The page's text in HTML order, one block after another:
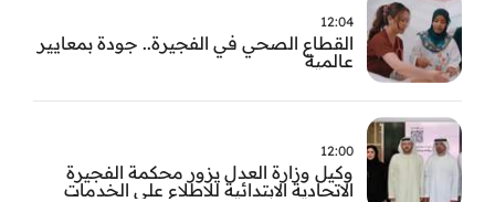
12:04
القطاع الصحي في الفجيرة.. جودة بمعايير
عالمية
12:00
وكيل وزارة العدل يزور محكمة الفجيرة
الاتحادية الابتدائية للاطلاع على الخدمات